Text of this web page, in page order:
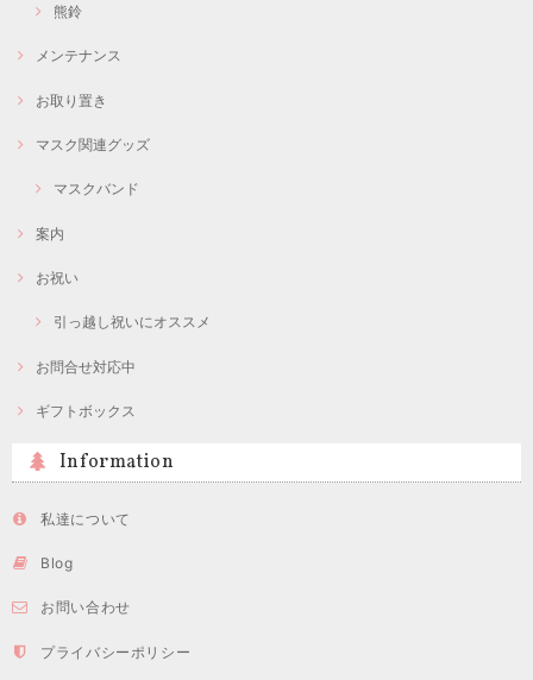
熊鈴
メンテナンス
お取り置き
マスク関連グッズ
マスクバンド
案内
お祝い
引っ越し祝いにオススメ
お問合せ対応中
ギフトボックス
Information
私達について
Blog
お問い合わせ
プライバシーポリシー